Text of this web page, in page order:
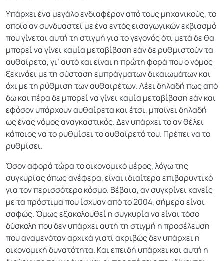
Υπάρχει ένα μεγάλο ενδιαφέρον από τους μηχανικούς, το
οποίο αν συνδυαστεί με ένα εντός εισαγωγικών εκβιασμό
που γίνεται αυτή τη στιγμή για το γεγονός ότι μετά δε θα
μπορεί να γίνει καμία μεταβίβαση εάν δε ρυθμιστούν τα
αυθαίρετα, γι’ αυτό και είναι η πρώτη φορά που ο νόμος
ξεκινάει με τη σύσταση εμπράγματων δικαιωμάτων και
όχι με τη ρύθμιση των αυθαιρέτων. Λέει δηλαδή πως από
δω και πέρα δε μπορεί να γίνει καμία μεταβίβαση εάν και
εφόσον υπάρχουν αυθαίρετα και έτσι, μπαίνει δηλαδή
ως ένας νόμος αναγκαστικός. Δεν υπάρχει το αν θέλει
κάποιος να το ρυθμίσει το αυθαίρετό του. Πρέπει να το
ρυθμίσει.
Όσον αφορά τώρα το οικονομικό μέρος, λόγω της
συγκυρίας όπως ανέφερα, είναι ιδιαίτερα επιβαρυντικό
για τον περισσότερο κόσμο. Βέβαια, αν συγκρίνει κανείς
με τα πρόστιμα που ίσχυαν από το 2004, σήμερα είναι
σαφώς. Όμως εξακολουθεί η συγκυρία να είναι τόσο
δύσκολη που δεν υπάρχει αυτή τη στιγμή η προσέλευση
που αναμενόταν αρχικά γιατί ακριβώς δεν υπάρχει η
οικονομική δυνατότητα. Και επειδή υπάρχει και αυτή η